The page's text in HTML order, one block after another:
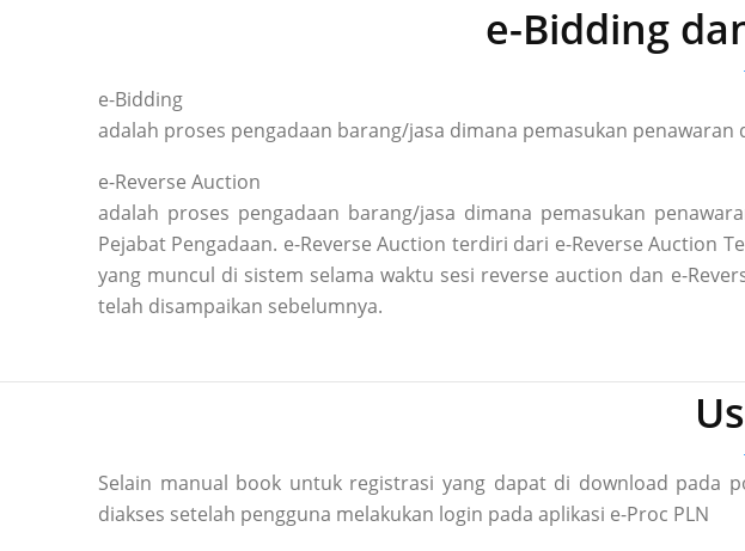
e-Bidding
e-Bidding
adalah proses pengadaan barang/jasa dimana pemasukan
e-Reverse Auction
adalah proses pengadaan barang/jasa dimana pemasukan
Pejabat Pengadaan. e-Reverse Auction terdiri dari e-Reverse Auction
yang muncul di sistem selama waktu sesi reverse auction dan e-
telah disampaikan sebelumnya.
Selain manual book untuk registrasi yang dapat di download pada
diakses setelah pengguna melakukan login pada aplikasi e-Proc PLN